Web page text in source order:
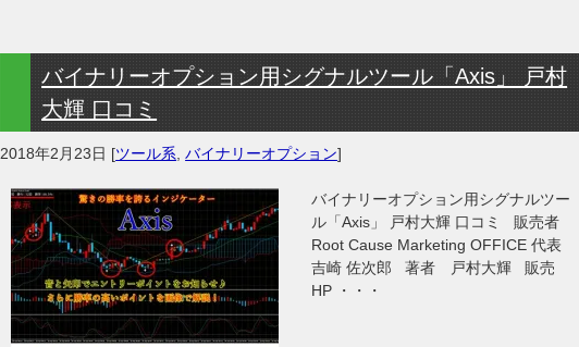
バイナリーオプション用シグナルツール「Axis」 戸村
大輝 口コミ
2018年2月23日 [ツール系 ,バイナリーオプション]
バイナリーオプション用シグナルツー
ル「Axis」 戸村大輝 口コミ 販売者
Root Cause Marketing OFFICE 代表
吉崎 佐次郎 著者 戸村大輝 販売
HP ・・・